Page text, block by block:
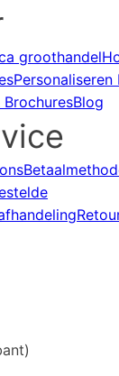
groothandel
Personaliseren
Blog